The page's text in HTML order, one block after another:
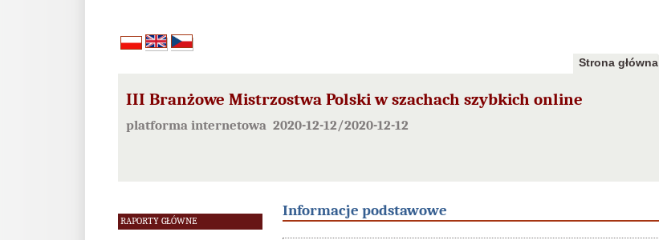
Strona główna
III Branżowe Mistrzostwa Polski w szachach szybkich online
platforma internetowa 2020-12-12/2020-12-12
RAPORTY GŁÓWNE
Informacje podstawowe